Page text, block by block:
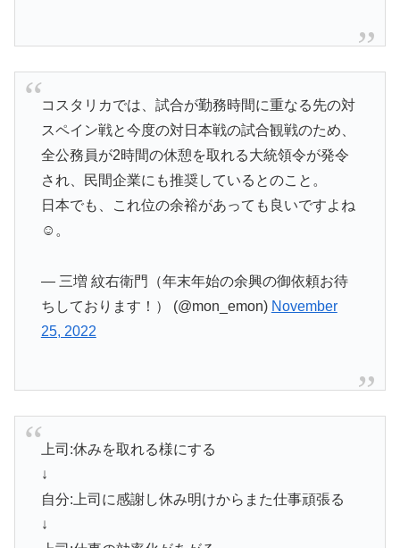
コスタリカでは、試合が勤務時間に重なる先の対
スペイン戦と今度の対日本戦の試合観戦のため、
全公務員が2時間の休憩を取れる大統領令が発令
され、民間企業にも推奨しているとのこと。
日本でも、これ位の余裕があっても良いですよね
☺️。
— 三増 紋右衛門（年末年始の余興の御依頼お待
ちしております！） (@mon_emon) November
25, 2022
上司:休みを取れる様にする
↓
自分:上司に感謝し休み明けからまた仕事頑張る
↓